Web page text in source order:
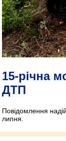
15-річна
ДТП
Повідомлення
липня.